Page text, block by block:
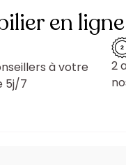
en ligne
à votre
5j/7
2